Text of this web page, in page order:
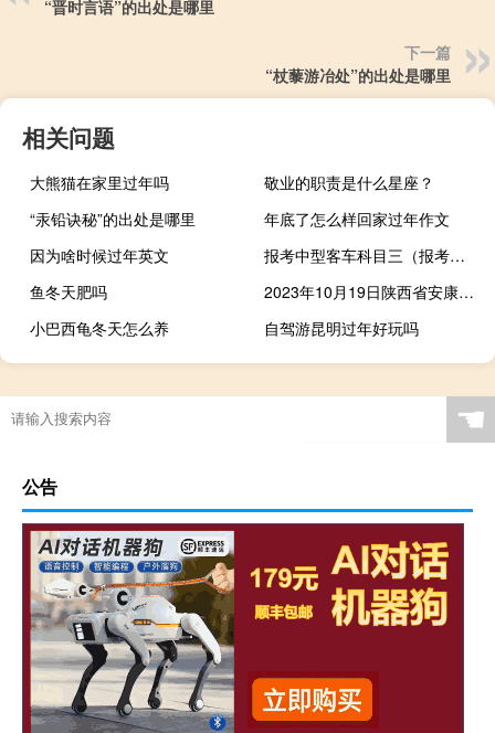
“晋时言语”的出处是哪里
下一篇
“杖藜游冶处”的出处是哪里
相关问题
大熊猫在家里过年吗
敬业的职责是什么星座？
“汞铅诀秘”的出处是哪里
年底了怎么样回家过年作文
因为啥时候过年英文
报考中型客车科目三（报考大型客车准驾车型科目三考试的）
鱼冬天肥吗
2023年10月19日陕西省安康市疫情大数据-今日/今天疫情全网搜索最新实时消息动态情况通知播报
小巴西龟冬天怎么养
自驾游昆明过年好玩吗
☚
公告